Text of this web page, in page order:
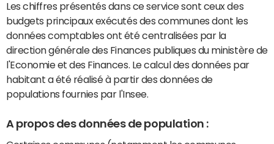
Les chiffres présentés dans ce service sont ceux des
budgets principaux exécutés des communes dont les
données comptables ont été centralisées par la
direction générale des Finances publiques du ministère de
l'Economie et des Finances. Le calcul des données par
habitant a été réalisé à partir des données de
populations fournies par l'Insee.
A propos des données de population :